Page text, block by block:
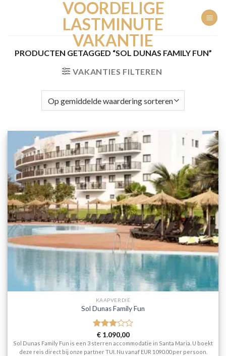
VOORDELIGE
LASTMINUTE
VAKANTIE
PRODUCTEN GETAGGED “SOL DUNAS FAMILY FUN”
VAKANTIES FILTEREN
KAAPVERDIË
Sol Dunas Family Fun
Gewaardeerd
3uit 5
€1.090,00
Sol Dunas Family Fun is een 3 sterren accommodatie in Santa Maria. U boekt
deze reis direct bij onze partner TUI. Nu vanaf EUR 1090.00 per persoon.